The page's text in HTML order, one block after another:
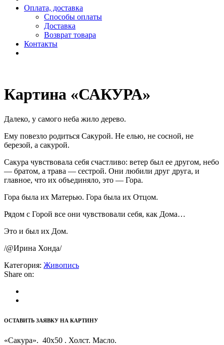
Оплата, доставка
Способы оплаты
Доставка
Возврат товара
Контакты
Картина «САКУРА»
Далеко, у самого неба жило дерево.
Ему повезло родиться Сакурой. Не елью, не сосной, не
березой, а сакурой.
Сакура чувствовала себя счастливо: ветер был ее другом, небо
— братом, а трава — сестрой. Они любили друг друга, и
главное, что их объединяло, это — Гора.
Гора была их Матерью. Гора была их Отцом.
Рядом с Горой все они чувствовали себя, как Дома…
Это и был их Дом.
/@Ирина Хонда/
Категория: Живопись
Share on:
ОСТАВИТЬ ЗАЯВКУ НА КАРТИНУ
«Сакура». 40х50 . Холст. Масло.